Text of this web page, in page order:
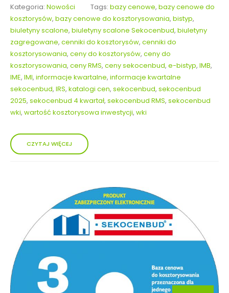
Kategoria: Nowości Tags: bazy cenowe, bazy cenowe do
kosztorysów, bazy cenowe do kosztorysowania, bistyp,
biuletyny scalone, biuletyny scalone Sekocenbud, biuletyny
zagregowane, cenniki do kosztorysów, cenniki do
kosztorysowania, ceny do kosztorysów, ceny do
kosztorysowania, ceny RMS, ceny sekocenbud, e-bistyp, IMB,
IME, IMI, informacje kwartalne, informacje kwartalne
sekocenbud, IRS, katalogi cen, sekocenbud, sekocenbud
2025, sekocenbud 4 kwartał, sekocenbud RMS, sekocenbud
wki, wartość kosztorysowa inwestycji, wki
CZYTAJ WIĘCEJ